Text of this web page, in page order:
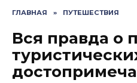
ГЛАВНАЯ » ПУТЕШЕСТВИЯ
Вся правда о